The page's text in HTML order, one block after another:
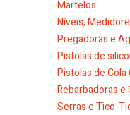
Martelos
Níveis,
Pregadoras e
Pistolas de
Pistolas de Cola
Rebarbadoras e
Serras e